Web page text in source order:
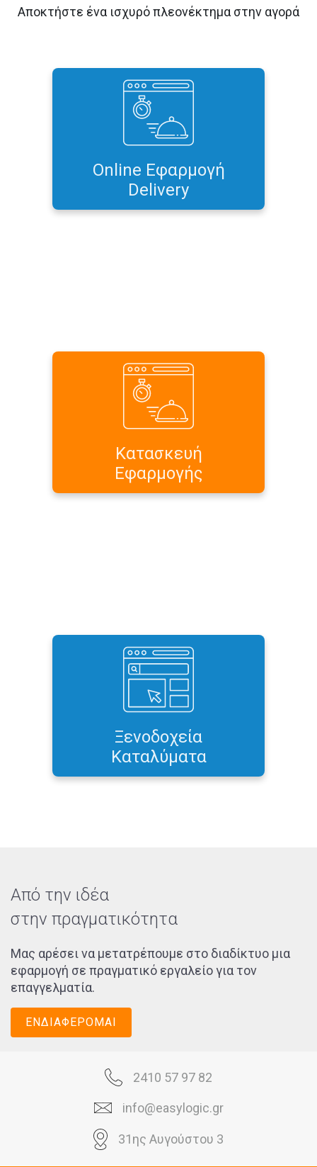
Αποκτήστε ένα ισχυρό πλεονέκτημα στην αγορά
Online Εφαρμογή
Delivery
Ξεκινήστε άμεσα και ξεχάστε τις
προμήθειες ανά παραγγελία, με την
ειδικά σχεδιασμένη εφαρμογή για
να καλύψει κάθε ανάγκη στο Online
Περισσότερα...
Κατασκευή
Εφαρμογής
Ξεκινήστε άμεσα και ξεχάστε τις
προμήθειες ανά παραγγελία, με την
ειδικά σχεδιασμένη εφαρμογή για
να καλύψει κάθε ανάγκη στο Online
Περισσότερα...
Ξενοδοχεία
Καταλύματα
Σχεδιασμός και ανάπτυξη
δυναμικής ιστοσελίδας ή
εξειδικευμένης web εφαρμογής
σύμφωνα με τις δικές σας
Περισσότερα...
Από την ιδέα
στην πραγματικότητα
Μας αρέσει να μετατρέπουμε στο διαδίκτυο μια
εφαρμογή σε πραγματικό εργαλείο για τον
επαγγελματία.
ΕΝΔΙΑΦΕΡΟΜΑΙ
2410 57 97 82
info@easylogic.gr
31ης Αυγούστου 3